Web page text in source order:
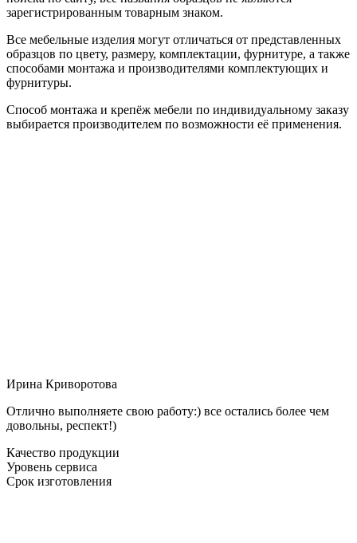
зарегистрированным товарным знаком.
Все мебельные изделия могут отличаться от представленных
образцов по цвету, размеру, комплектации, фурнитуре, а также
способами монтажа и производителями комплектующих и
фурнитуры.
Способ монтажа и крепёж мебели по индивидуальному заказу
выбирается производителем по возможности её применения.
Ирина Криворотова
Отлично выполняете свою работу:) все остались более чем
довольны, респект!)
Качество продукции
Уровень сервиса
Срок изготовления